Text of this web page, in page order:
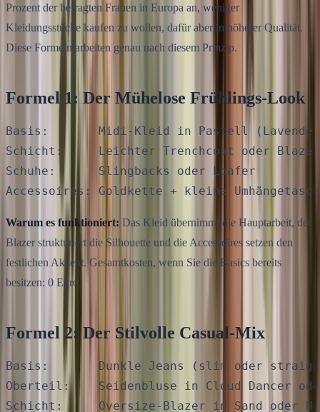
Prozent der befragten Frauen in Europa an, weniger
Kleidungsstücke kaufen zu wollen, dafür aber in höherer Qualität.
Diese Formeln arbeiten genau nach diesem Prinzip.
Formel 1: Der Mühelose Frühlings-Look
Basis:       Midi-Kleid in Pastell
Schicht:     Leichter Trenchcoat oder Blazer
Schuhe:      Slingbacks oder Loafer
Warum es funktioniert: Das Kleid übernimmt die Hauptarbeit, der
Blazer strukturiert die Silhouette und die Accessoires setzen den
festlichen Akzent. Gesamtkosten, wenn Sie die Basics bereits
besitzen: 0 Euro.
Formel 2: Der Stilvolle Casual-Mix
Basis:       Dunkle Jeans (slim oder
Oberteil:    Seidenbluse in Cloud Dancer
Schicht:     Oversize-Blazer in Sand oder